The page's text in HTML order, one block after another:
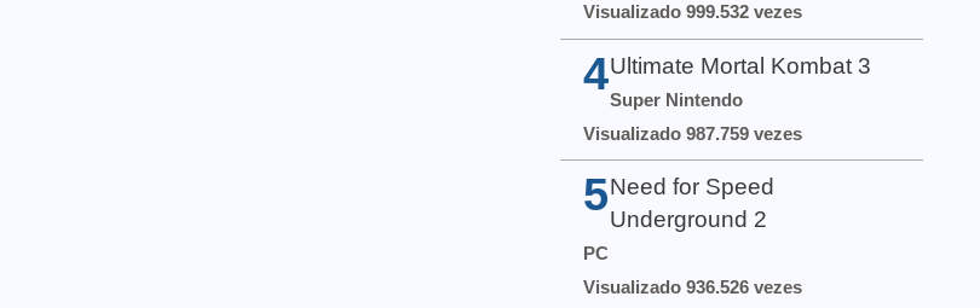
Visualizado 999.532 vezes
4 Ultimate Mortal Kombat 3
Super Nintendo
Visualizado 987.759 vezes
5 Need for Speed
Underground 2
PC
Visualizado 936.526 vezes